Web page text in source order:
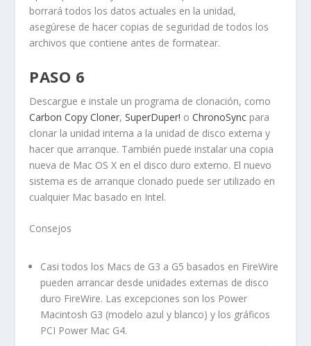
borrará todos los datos actuales en la unidad,
asegúrese de hacer copias de seguridad de todos los
archivos que contiene antes de formatear.
PASO 6
Descargue e instale un programa de clonación, como
Carbon Copy Cloner,SuperDuper! oChronoSync para
clonar la unidad interna a la unidad de disco externa y
hacer que arranque. También puede instalar una copia
nueva de Mac OS X en el disco duro externo. El nuevo
sistema es de arranque clonado puede ser utilizado en
cualquier Mac basado en Intel.
Consejos
Casi todos los Macs de G3 a G5 basados en FireWire
pueden arrancar desde unidades externas de disco
duro FireWire. Las excepciones son los Power
Macintosh G3 (modelo azul y blanco) y los gráficos
PCI Power Mac G4.